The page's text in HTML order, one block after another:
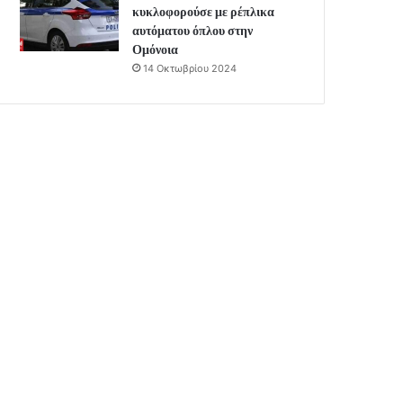
κυκλοφορούσε με ρέπλικα
αυτόματου όπλου στην
Ομόνοια
14 Οκτωβρίου 2024